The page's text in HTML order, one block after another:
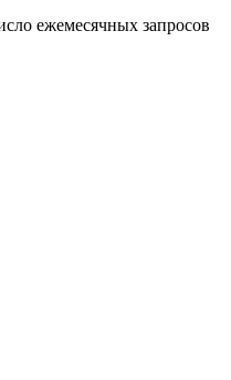
ежемесячных запросов